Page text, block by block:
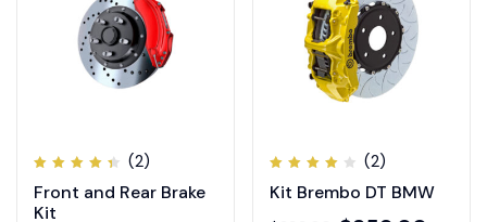
4.50
(2)
Front and Rear Brake
Kit
4.00
(2)
Kit Brembo DT BMW